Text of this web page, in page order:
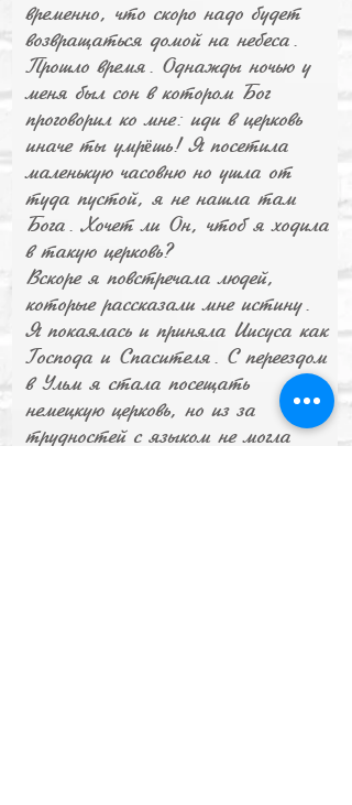
временно, что скоро надо будет
возвращаться домой на небеса.
Прошло время. Однажды ночью у
меня был сон в котором Бог
проговорил ко мне: иди в церковь
иначе ты умрёшь! Я посетила
маленькую часовню но ушла от
туда пустой, я не нашла там
Бога. Хочет ли Он, чтоб я ходила
в такую церковь?
Вскоре я повстречала людей,
которые рассказали мне истину.
Я покаялась и приняла Иисуса как
Господа и Спасителя. С переездом
в Ульм я стала посещать
немецкую церковь, но из за
трудностей с языком не могла